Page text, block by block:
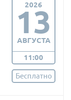
2026
13
АВГУСТА
11:00
Бесплатно